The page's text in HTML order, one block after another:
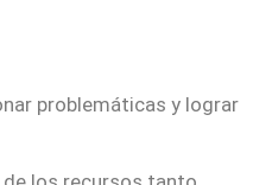
problemáticas y lograr